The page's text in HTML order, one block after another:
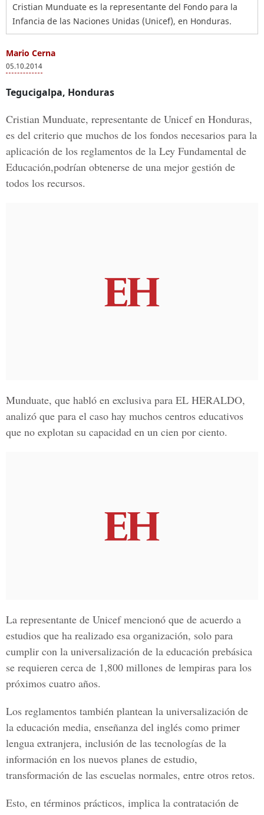
Cristian Munduate es la representante del Fondo para la
Infancia de las Naciones Unidas (Unicef), en Honduras.
Mario Cerna
05.10.2014
Tegucigalpa, Honduras
Cristian Munduate, representante de Unicef en Honduras,
es del criterio que muchos de los fondos necesarios para la
aplicación de los reglamentos de la Ley Fundamental de
Educación,podrían obtenerse de una mejor gestión de
todos los recursos.
Munduate, que habló en exclusiva para EL HERALDO,
analizó que para el caso hay muchos centros educativos
que no explotan su capacidad en un cien por ciento.
La representante de Unicef mencionó que de acuerdo a
estudios que ha realizado esa organización, solo para
cumplir con la universalización de la educación prebásica
se requieren cerca de 1,800 millones de lempiras para los
próximos cuatro años.
Los reglamentos también plantean la universalización de
la educación media, enseñanza del inglés como primer
lengua extranjera, inclusión de las tecnologías de la
información en los nuevos planes de estudio,
transformación de las escuelas normales, entre otros retos.
Esto, en términos prácticos, implica la contratación de